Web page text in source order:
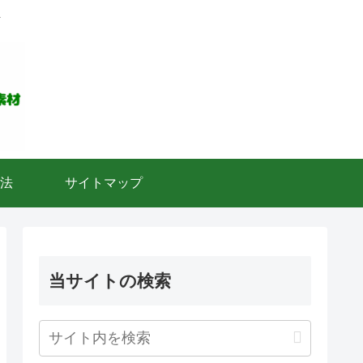
サイトマップ
当サイトの検索